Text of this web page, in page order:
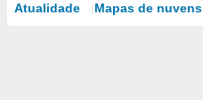
Atualidade Mapas de nuvens